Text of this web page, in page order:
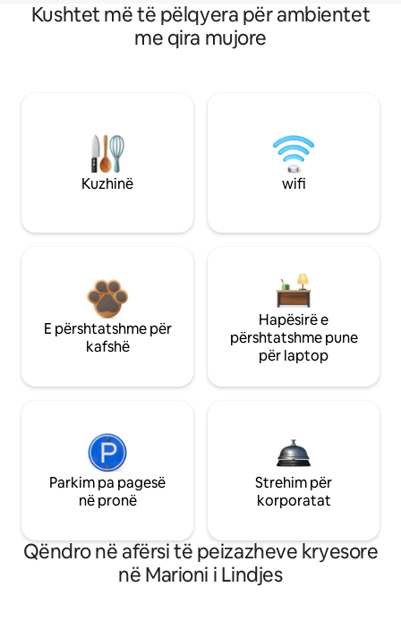
Kushtet më të pëlqyera për ambientet
me qira mujore
Kuzhinë wifi
E përshtatshme për
kafshë
Hapësirë e
përshtatshme pune
për laptop
Parkim pa pagesë
në pronë
Strehim për
korporatat
Qëndro në afërsi të peizazheve kryesore
në Marioni i Lindjes